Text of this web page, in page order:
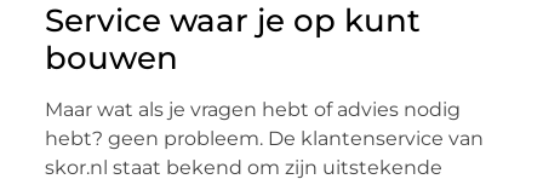
Service waar je op kunt
bouwen
Maar wat als je vragen hebt of advies nodig
hebt? geen probleem. De klantenservice van
skor.nl staat bekend om zijn uitstekende